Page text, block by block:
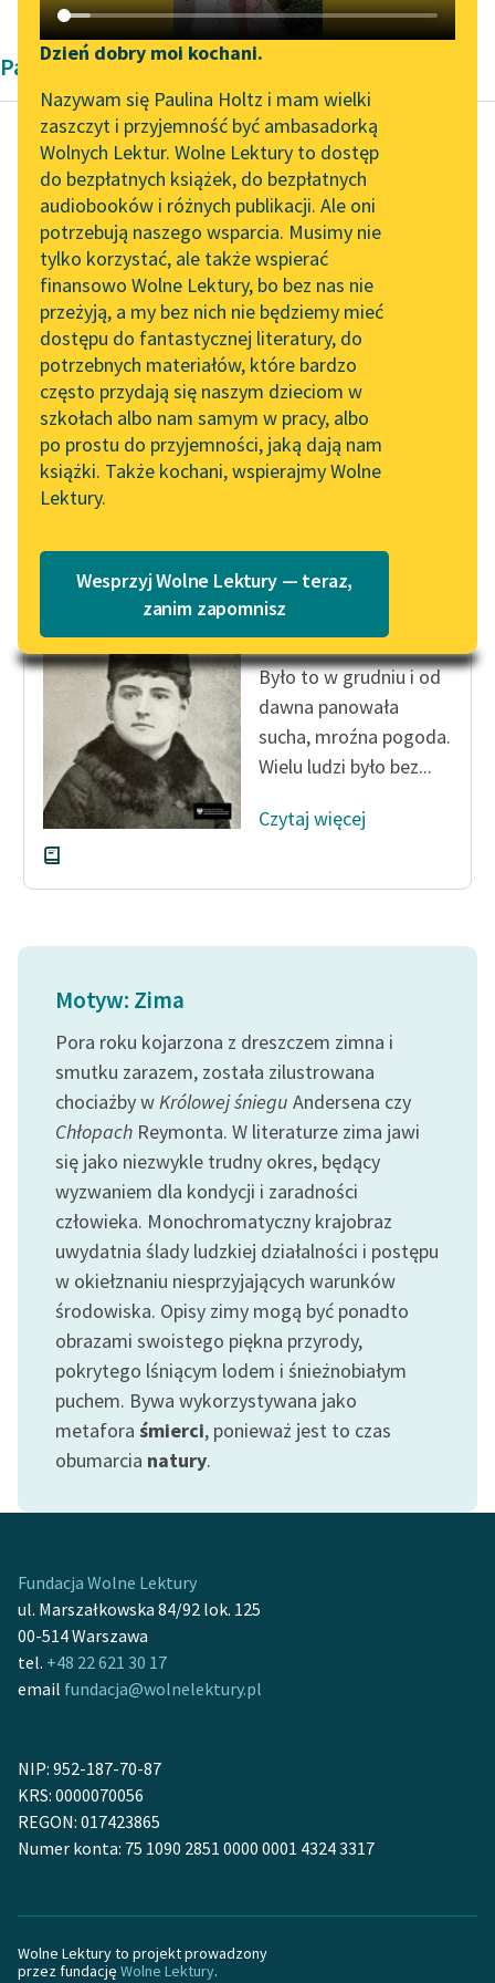
Katalog DAISY
Podkasty o książkach
Zgłoś brak utworu
Aktualności
„Prokurator Alicja Horn”
do słuchania
Byliśmy częścią AI Impact
Lab
Zapraszamy na spotkanie
online z tłumaczkami
literatury skandynawskiej
Spotkanie z Katarzyną
Tunkiel w Oslo
102. lata temu zmarł
Joseph Conrad
Lektury szkolne i klasyka
literatury do słuchania dla
uczennic i uczniów z
niepełnosprawnościami
E-kolekcja lektur
szkolnych i literatury do
słuchania dla uczennic i
uczniów z
niepełnosprawnościami
Feministyczne inspiracje.
feministycznej
Ręce pełne poezji
Kolekcje edukacyjne
twórców przechodzących
do domeny publicznej,
lektur szkolnych oraz
Starego Testamentu
Odkurzamy bohaterów
Szkoła Poezji Wolnych
Narzędzia
Mapa Wolnych Lektur
Leśmianator
Przewodnik dla piszących i
czytających
API
OAI-PMH
Widget Wolnych Lektur
Przypisy
Katalog w formacie PDF
O nas
Kontakt
O projekcie
Zespół
Logotypy
Materiały promocyjne
Polityka prywatności
Dane fundacji i
sprawozdania finansowe
Regulamin darowizn
wrażliwych
Deklaracja dostępności
Dzień dobry moi kochani.
Nazywam się Paulina Holtz i mam wielki
zaszczyt i przyjemność być ambasadorką
Wolnych Lektur. Wolne Lektury to dostęp
do bezpłatnych książek, do bezpłatnych
audiobooków i różnych publikacji. Ale oni
potrzebują naszego wsparcia. Musimy nie
tylko korzystać, ale także wspierać
finansowo Wolne Lektury, bo bez nas nie
przeżyją, a my bez nich nie będziemy mieć
dostępu do fantastycznej literatury, do
potrzebnych materiałów, które bardzo
często przydają się naszym dzieciom w
szkołach albo nam samym w pracy, albo
po prostu do przyjemności, jaką dają nam
książki. Także kochani, wspierajmy Wolne
Lektury.
Wesprzyj Wolne Lektury — teraz,
zanim zapomnisz
Pamiętnik Adelheid Popp
Adelheid Popp
Wspomnienia
młodej robotnicy
Była bardzo surowa,
śnieżna zima i w
naszym mieszkanku
był ciągły mróz. Gdy
rano chcieliśmy...
Czytaj więcej
Wspomnienia
młodej robotnicy
Było to w grudniu i od
dawna panowała
sucha, mroźna pogoda.
Wielu ludzi było bez...
Czytaj więcej
Motyw: Zima
Pora roku kojarzona z dreszczem zimna i
smutku zarazem, została zilustrowana
chociażby wKrólowej śniegu Andersena czy
Chłopach Reymonta. W literaturze zima jawi
się jako niezwykle trudny okres, będący
wyzwaniem dla kondycji i zaradności
człowieka. Monochromatyczny krajobraz
uwydatnia ślady ludzkiej działalności i postępu
w okiełznaniu niesprzyjających warunków
środowiska. Opisy zimy mogą być ponadto
obrazami swoistego piękna przyrody,
pokrytego lśniącym lodem i śnieżnobiałym
puchem. Bywa wykorzystywana jako
metafora śmierci, ponieważ jest to czas
obumarcia natury.
Fundacja Wolne Lektury
ul. Marszałkowska 84/92 lok. 125
00-514 Warszawa
tel. +48 22 621 30 17
email fundacja@wolnelektury.pl
NIP: 952-187-70-87
KRS: 0000070056
REGON: 017423865
Numer konta: 75 1090 2851 0000 0001 4324 3317
Wolne Lektury to projekt prowadzony
przez fundację Wolne Lektury.